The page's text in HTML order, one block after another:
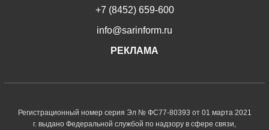
+7 (8452) 659-600
info@sarinform.ru
РЕКЛАМА
Регистрационный номер серия Эл № ФС77-80393 от 01 марта 2021
г. выдано Федеральной службой по надзору в сфере связи,